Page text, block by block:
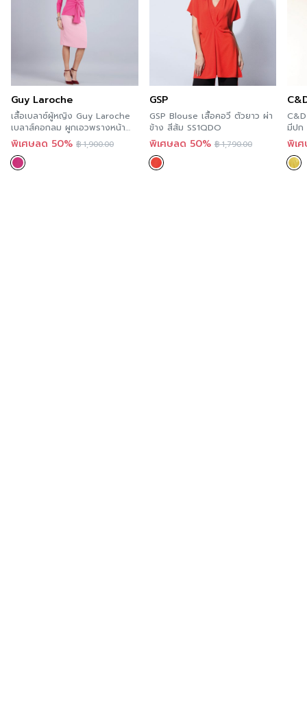
รูปทรงแขน
สี
ความโปร่งใส
ความยืดหยุ่น
Guy Laroche
เสื้อเบลาซ์ผู้หญิง Guy Laroche
เบลาส์คอกลม ผูกเอวพรางหน้า
ท้อง ใส่สบาย กีลาโรช GS26PI
พิเศษลด 50% ฿1,900.00
GSP
GSP Blouse เสื้อคอวี ตัวยาว ผ่า
ข้าง สีส้ม SS1QDO
พิเศษลด 50% ฿1,790.00
มีปก ดีเทลผูกเอว ปักดอกไม้ เนื้อ
ผ้าค
พิเ